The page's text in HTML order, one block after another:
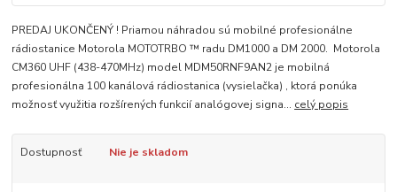
PREDAJ UKONČENÝ ! Priamou náhradou sú mobilné profesionálne
rádiostanice Motorola MOTOTRBO ™ radu DM1000 a DM 2000. Motorola
CM360 UHF (438-470MHz) model MDM50RNF9AN2 je mobilná
profesionálna 100 kanálová rádiostanica (vysielačka) , ktorá ponúka
možnosť využitia rozšírených funkcií analógovej signa... celý popis
Dostupnosť Nie je skladom